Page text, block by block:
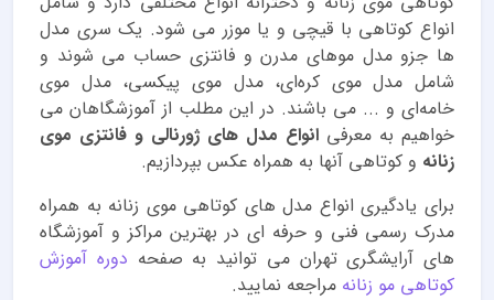
انواع کوتاهی با قیچی و یا موزر می شود. یک سری مدل
ها جزو مدل موهای مدرن و فانتزی حساب می شوند و
شامل مدل موی کره‌ای، مدل موی پیکسی،‌ مدل موی
خامه‌ای و ... می باشند. در این مطلب از آموزشگاهان می
خواهیم به معرفی انواع مدل های ژورنالی و فانتزی موی
زنانه و کوتاهی آنها به همراه عکس بپردازیم.
برای یادگیری انواع مدل های کوتاهی موی زنانه به همراه
مدرک رسمی فنی و حرفه ای در بهترین مراکز و آموزشگاه
های آرایشگری تهران می توانید به صفحه دوره آموزش
کوتاهی مو زنانه مراجعه نمایید.